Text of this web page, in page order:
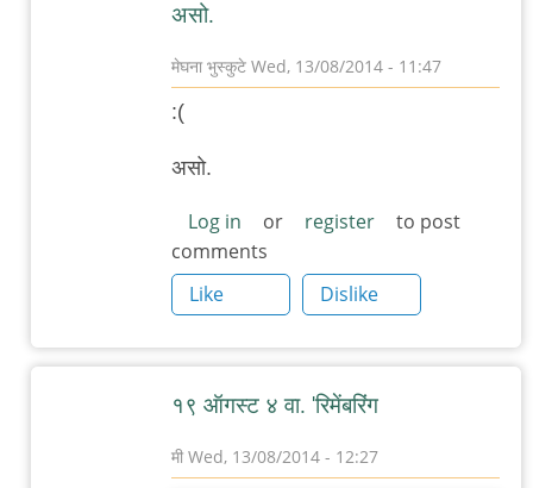
असो.
मेघना भुस्कुटे Wed, 13/08/2014 - 11:47
reply
to
जर्मन
चित्रपट
महोत्सव
चिंतातुर
जंतू
:(
असो.
Log in or register
to post
comments
Like
Dislike
१९ ऑगस्ट ४ वा. 'रिमेंबरिंग
मी Wed, 13/08/2014 - 12:27